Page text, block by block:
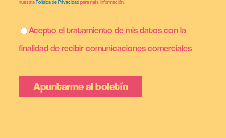
nuestraPolítica de Privacidadpara más información.
Acepto el tratamiento de mis datos con la
finalidad de recibir comunicaciones comerciales